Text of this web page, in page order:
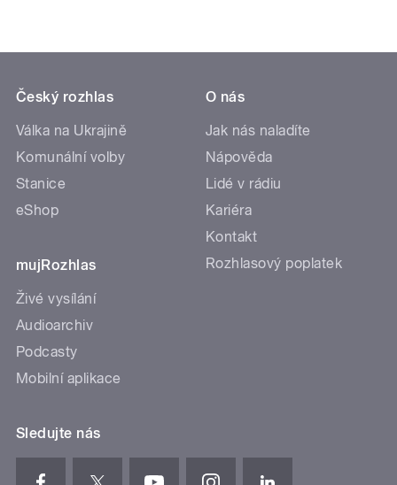
Český rozhlas
Válka na Ukrajině
Komunální volby
Stanice
eShop
mujRozhlas
Živé vysílání
Audioarchiv
Podcasty
Mobilní aplikace
O nás
Jak nás naladíte
Nápověda
Lidé v rádiu
Kariéra
Kontakt
Rozhlasový poplatek
Sledujte nás